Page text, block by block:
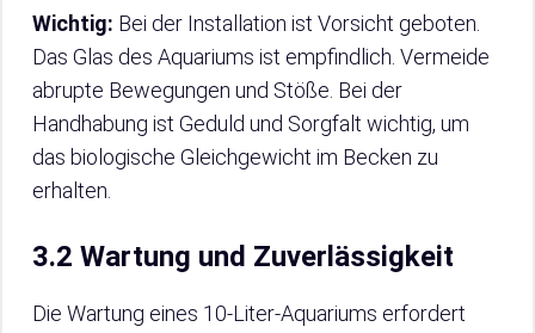
Wichtig: Bei der Installation ist Vorsicht geboten.
Das Glas des Aquariums ist empfindlich. Vermeide
abrupte Bewegungen und Stöße. Bei der
Handhabung ist Geduld und Sorgfalt wichtig, um
das biologische Gleichgewicht im Becken zu
erhalten.
3.2 Wartung und Zuverlässigkeit
Die Wartung eines 10-Liter-Aquariums erfordert